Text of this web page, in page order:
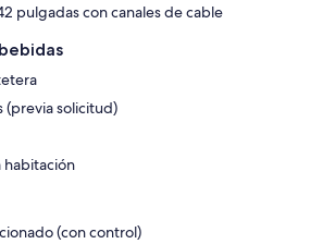
pulgadas con canales de cable
(previa solicitud)
habitación
(con control)